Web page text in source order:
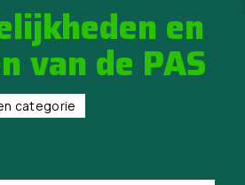
en
van de PAS
categorie